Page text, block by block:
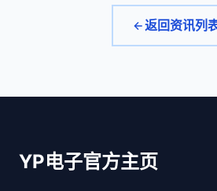
返回资讯列
YP电子官方主页